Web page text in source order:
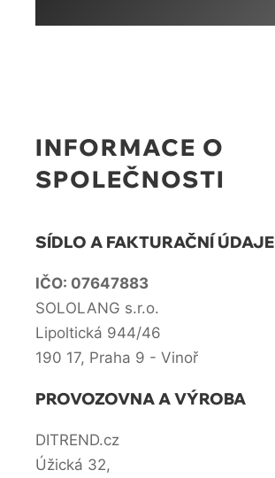
INFORMACE O
SPOLEČNOSTI
SÍDLO A FAKTURAČNÍ ÚDAJE
IČO: 07647883
SOLOLANG s.r.o.
Lipoltická 944/46
190 17, Praha 9 - Vinoř
PROVOZOVNA A VÝROBA
DITREND.cz
Úžická 32,